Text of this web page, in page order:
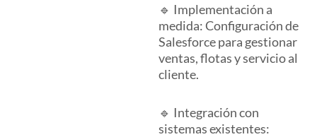
🔹 Implementación a
medida: Configuración de
Salesforce para gestionar
ventas, flotas y servicio al
cliente.
🔹 Integración con
sistemas existentes: